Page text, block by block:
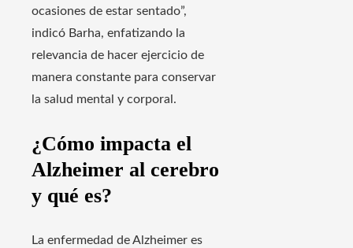
ocasiones de estar sentado”,
indicó Barha, enfatizando la
relevancia de hacer ejercicio de
manera constante para conservar
la salud mental y corporal.
¿Cómo impacta el
Alzheimer al cerebro
y qué es?
La enfermedad de Alzheimer es